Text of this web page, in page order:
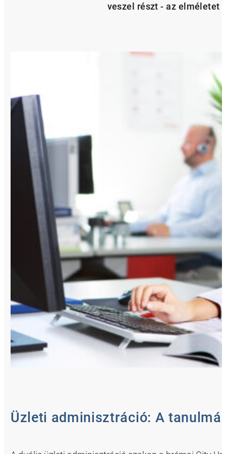
veszel részt - az elméletet
Üzleti adminisztráció: A